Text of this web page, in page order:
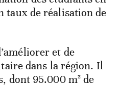
taux de réalisation de
et de
dans la région. Il
dont 95.000 m² de